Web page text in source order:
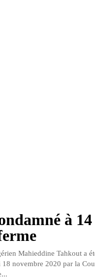
à 14
Mahieddine Tahkout a
18 novembre 2020 par la